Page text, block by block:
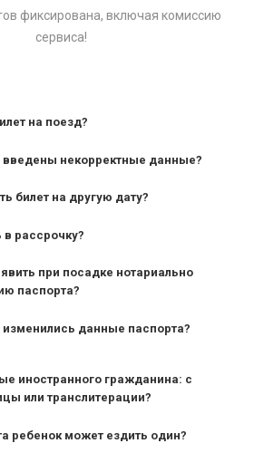
фиксирована, включая комиссию
сервиса!
на поезд?
введены некорректные данные?
билет на другую дату?
рассрочку?
при посадке нотариально
паспорта?
изменились данные паспорта?
иностранного гражданина: с
или транслитерации?
ребенок может ездить один?